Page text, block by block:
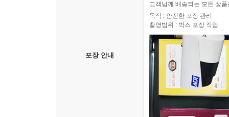
포장 안내
고객님께 배송되는 모든 상
목적 : 안전한 포장 관리
촬영범위 : 박스 포장 작업